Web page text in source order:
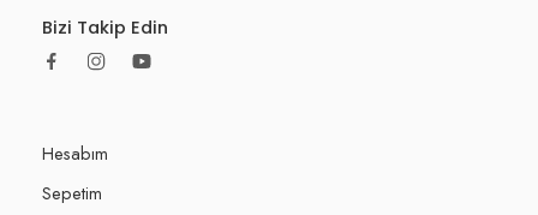
Bizi Takip Edin
Hesabım
Sepetim